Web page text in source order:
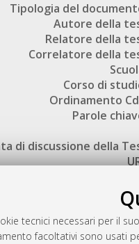
tecnici necessari per il
facoltativi sono usati
Tipologia del
Autore della
Relatore della
Correlatore della
Corso di
Ordinamento
Parole
di discussione della
AMS Laurea